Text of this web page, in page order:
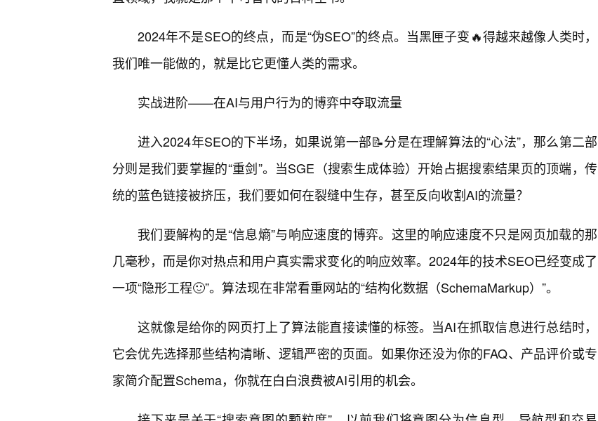
2024年不是SEO的终点，而是“伪SEO”的终点。当黑匣子变🔥得越来越像人类时，
我们唯一能做的，就是比它更懂人类的需求。
实战进阶——在AI与用户行为的博弈中夺取流量
进入2024年SEO的下半场，如果说第一部📝分是在理解算法的“心法”，那么第二部
分则是我们要掌握的“重剑”。当SGE（搜索生成体验）开始占据搜索结果页的顶端，传
统的蓝色链接被挤压，我们要如何在裂缝中生存，甚至反向收割AI的流量？
我们要解构的是“信息熵”与响应速度的博弈。这里的响应速度不只是网页加载的那
几毫秒，而是你对热点和用户真实需求变化的响应效率。2024年的技术SEO已经变成了
一项“隐形工程🙂”。算法现在非常看重网站的“结构化数据（SchemaMarkup）”。
这就像是给你的网页打上了算法能直接读懂的标签。当AI在抓取信息进行总结时，
它会优先选择那些结构清晰、逻辑严密的页面。如果你还没为你的FAQ、产品评价或专
家简介配置Schema，你就在白白浪费被AI引用的机会。